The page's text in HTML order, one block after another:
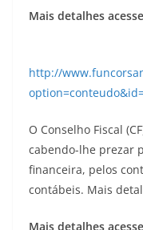
Mais
http://
O Conselho Fiscal
cabendo-lhe prezar
financeira, pelos
contábeis. Mais
Mais